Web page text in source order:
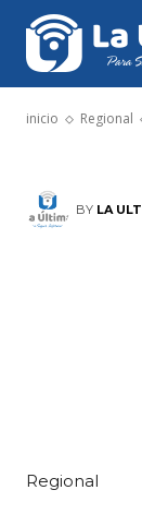
inicio Regional
BY LA
Regional